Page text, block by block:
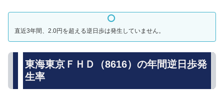
直近3年間、2.0円を超える逆日歩は発生していません。
東海東京ＦＨＤ（8616）の年間逆日歩発
生率